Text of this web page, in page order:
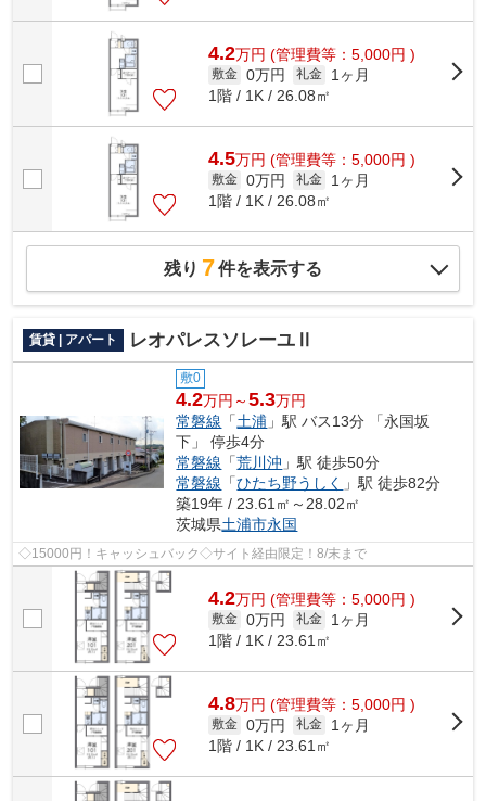
4.2万円 (管理費等：5,000円 )
敷金 0万円 礼金
1ヶ月
1階 / 1K / 26.08㎡
4.5万円 (管理費等：5,000円 )
敷金 0万円 礼金
1ヶ月
1階 / 1K / 26.08㎡
残り 7件を表示する
賃貸 | アパート レオパレスソレーユⅡ
敷0
4.2万円～5.3万円
常磐線 「土浦 」駅 バス13分 「永国坂
下」 停歩4分
常磐線 「荒川沖 」駅 徒歩50分
常磐線 「ひたち野うしく
」駅 徒歩82分
築19年 / 23.61㎡～28.02㎡
茨城県土浦市永国
◇15000円！キャッシュバック◇サイト経由限定！8/末まで
4.2万円 (管理費等：5,000円 )
敷金 0万円 礼金
1ヶ月
1階 / 1K / 23.61㎡
4.8万円 (管理費等：5,000円 )
敷金 0万円 礼金
1ヶ月
1階 / 1K / 23.61㎡